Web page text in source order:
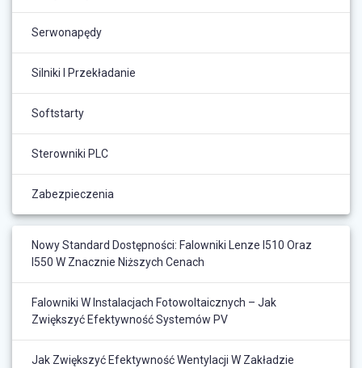
Serwonapędy
Silniki I Przekładanie
Softstarty
Sterowniki PLC
Zabezpieczenia
Nowy Standard Dostępności: Falowniki Lenze I510 Oraz
I550 W Znacznie Niższych Cenach
Falowniki W Instalacjach Fotowoltaicznych – Jak
Zwiększyć Efektywność Systemów PV
Jak Zwiększyć Efektywność Wentylacji W Zakładzie